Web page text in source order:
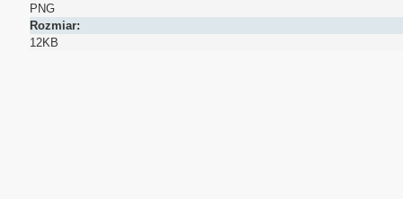
PNG
Rozmiar:
12KB